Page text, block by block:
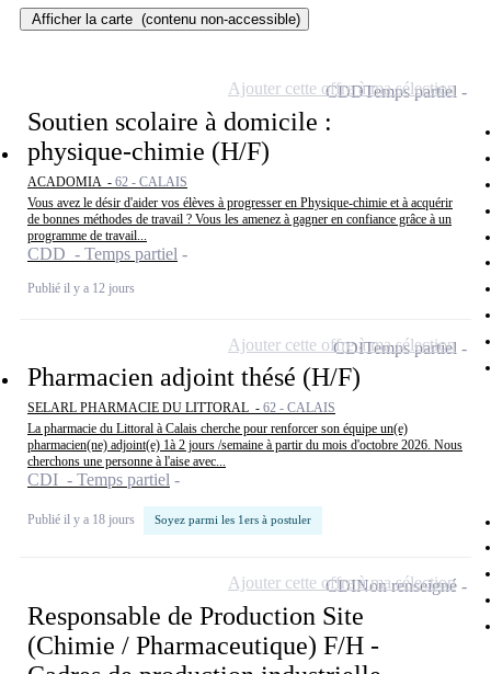
Afficher la carte (contenu non-accessible)
Soutien scolaire à domicile :
physique-chimie (H/F)
ACADOMIA - 62 - CALAIS
Vous avez le désir d'aider vos élèves à progresser en Physique-chimie et à acquérir
de bonnes méthodes de travail ? Vous les amenez à gagner en confiance grâce à un
programme de travail...
CDD - Temps partiel
Publié il y a 12 jours
CDDTemps partiel
Ajouter cette offre à ma sélection
Pharmacien adjoint thésé (H/F)
SELARL PHARMACIE DU LITTORAL - 62 - CALAIS
La pharmacie du Littoral à Calais cherche pour renforcer son équipe un(e)
pharmacien(ne) adjoint(e) 1à 2 jours /semaine à partir du mois d'octobre 2026. Nous
cherchons une personne à l'aise avec...
CDI - Temps partiel
Publié il y a 18 jours Soyez parmi les 1ers à postuler
CDITemps partiel
Ajouter cette offre à ma sélection
Responsable de Production Site
(Chimie / Pharmaceutique) F/H -
CDINon renseigné
Ajouter cette offre à ma sélection